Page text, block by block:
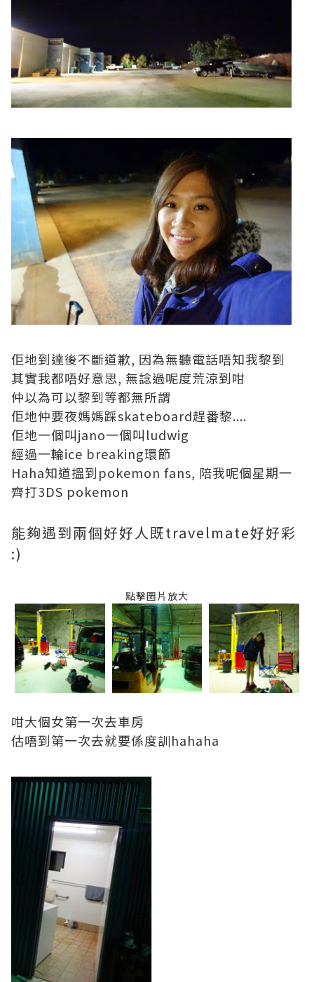
佢地到達後不斷道歉, 因為無聽電話唔知我黎到
其實我都唔好意思, 無諗過呢度荒涼到咁
仲以為可以黎到等都無所謂
佢地仲要夜媽媽踩skateboard趕番黎....
佢地一個叫jano一個叫ludwig
經過一輪ice breaking環節
Haha知道搵到pokemon fans, 陪我呢個星期一
齊打3DS pokemon
能夠遇到兩個好好人既travelmate好好彩
:)
點擊圖片放大
咁大個女第一次去車房
估唔到第一次去就要係度訓hahaha